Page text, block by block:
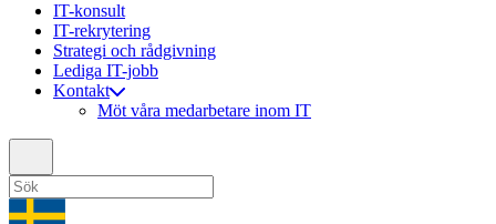
IT-konsult
IT-rekrytering
Strategi och rådgivning
Lediga IT-jobb
Kontakt
Möt våra medarbetare inom IT